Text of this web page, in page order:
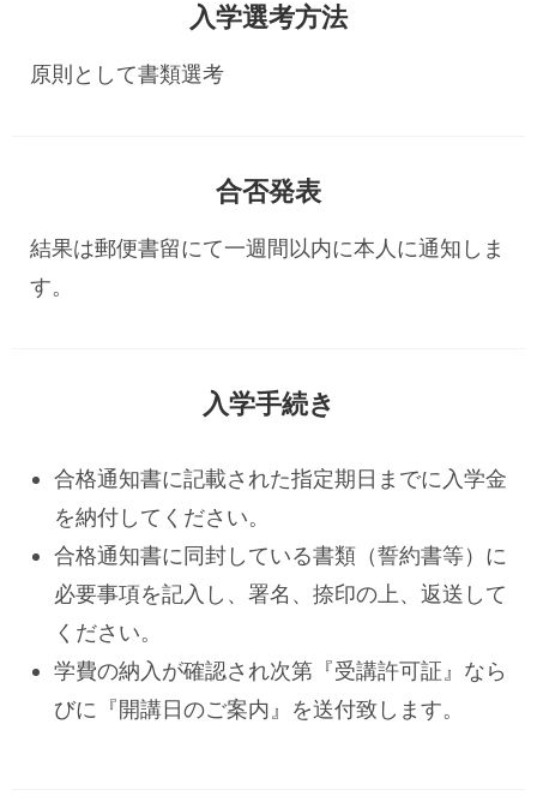
入学選考方法
原則として書類選考
合否発表
結果は郵便書留にて一週間以内に本人に通知しま
す。
入学手続き
合格通知書に記載された指定期日までに入学金
を納付してください。
合格通知書に同封している書類（誓約書等）に
必要事項を記入し、署名、捺印の上、返送して
ください。
学費の納入が確認され次第『受講許可証』なら
びに『開講日のご案内』を送付致します。